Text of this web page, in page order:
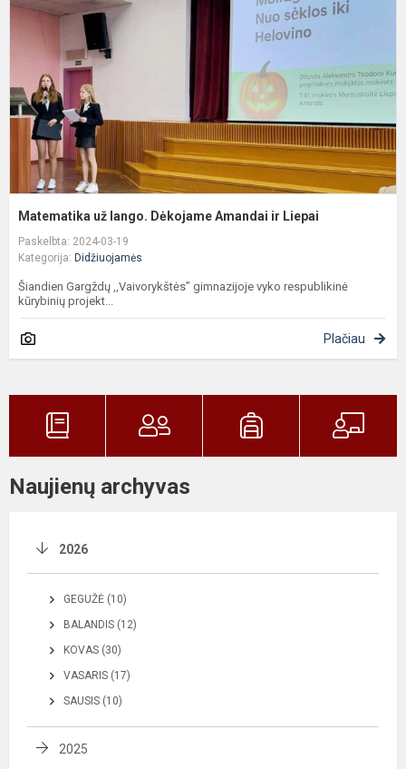
Matematika už lango. Dėkojame Amandai ir Liepai
Paskelbta: 2024-03-19
Kategorija: Didžiuojamės
Šiandien Gargždų ,,Vaivorykštės” gimnazijoje vyko respublikinė
kūrybinių projekt...
Plačiau
Naujienų archyvas
2026
GEGUŽĖ (10)
BALANDIS (12)
KOVAS (30)
VASARIS (17)
SAUSIS (10)
2025